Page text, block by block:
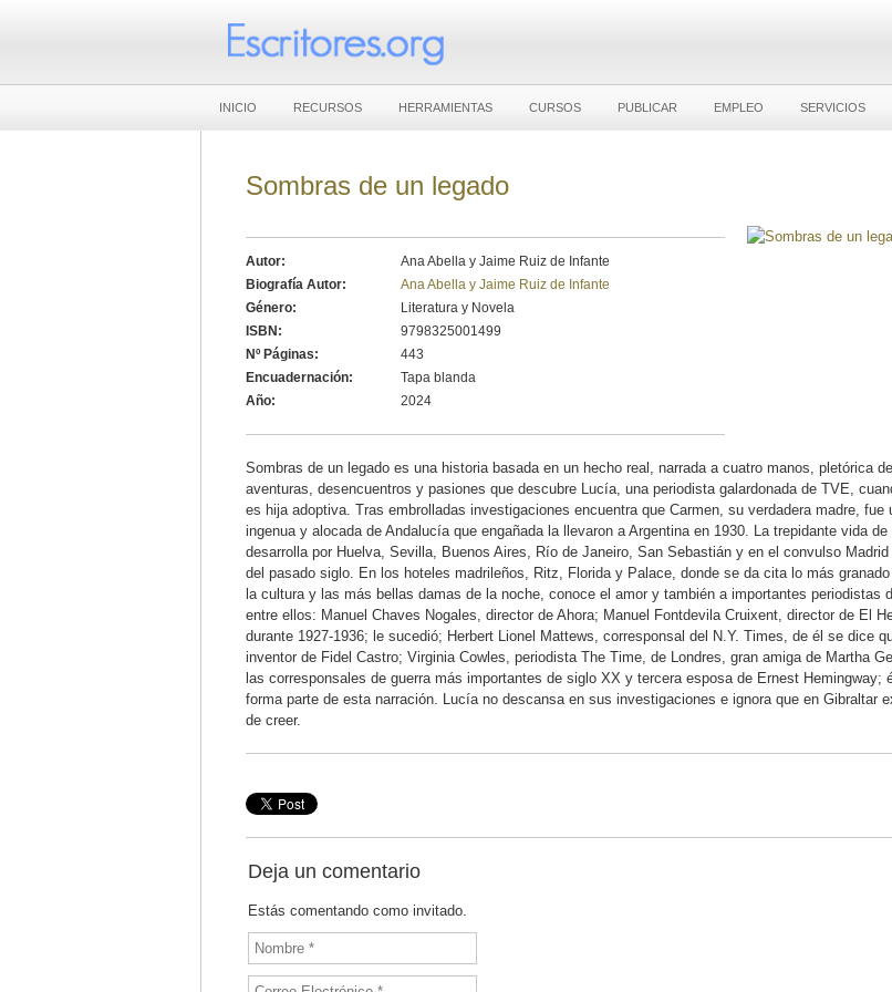
INICIO RECURSOS HERRAMIENTAS CURSOS PUBLICAR EMPLEO SERVICIOS
Sombras de un legado
Autor:
Ana Abella y Jaime Ruiz de Infante
Biografía Autor:
Ana Abella y Jaime Ruiz de Infante
Género:
Literatura y Novela
ISBN:
9798325001499
Nº Páginas:
443
Encuadernación:
Tapa blanda
Año:
2024
Sombras de un legado es una historia basada en un hecho real, narrada a cuatro manos, pletórica
aventuras, desencuentros y pasiones que descubre Lucía, una periodista galardonada de TVE,
es hija adoptiva. Tras embrolladas investigaciones encuentra que Carmen, su verdadera madre, fue
ingenua y alocada de Andalucía que engañada la llevaron a Argentina en 1930. La trepidante vida de
desarrolla por Huelva, Sevilla, Buenos Aires, Río de Janeiro, San Sebastián y en el convulso Madrid
del pasado siglo. En los hoteles madrileños, Ritz, Florida y Palace, donde se da cita lo más
la cultura y las más bellas damas de la noche, conoce el amor y también a importantes periodistas
entre ellos: Manuel Chaves Nogales, director de Ahora; Manuel Fontdevila Cruixent, director de El
durante 1927-1936; le sucedió; Herbert Lionel Mattews, corresponsal del N.Y. Times, de él se dice
inventor de Fidel Castro; Virginia Cowles, periodista The Time, de Londres, gran amiga de Martha
las corresponsales de guerra más importantes de siglo XX y tercera esposa de Ernest Hemingway;
forma parte de esta narración. Lucía no descansa en sus investigaciones e ignora que en Gibraltar
de creer.
Deja un comentario
Estás comentando como invitado.